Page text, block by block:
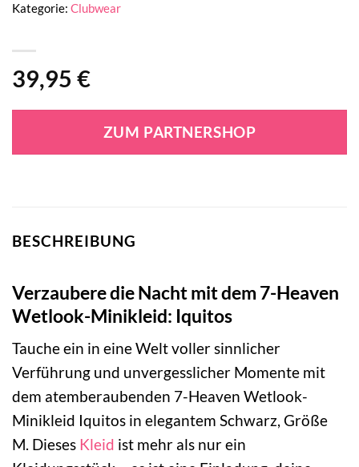
39,95 €
ZUM PARTNERSHOP
Kategorie: Clubwear
BESCHREIBUNG
Verzaubere die Nacht mit dem 7-Heaven
Wetlook-Minikleid: Iquitos
Tauche ein in eine Welt voller sinnlicher
Verführung und unvergesslicher Momente mit
dem atemberaubenden 7-Heaven Wetlook-
Minikleid Iquitos in elegantem Schwarz, Größe
M. Dieses Kleid ist mehr als nur ein